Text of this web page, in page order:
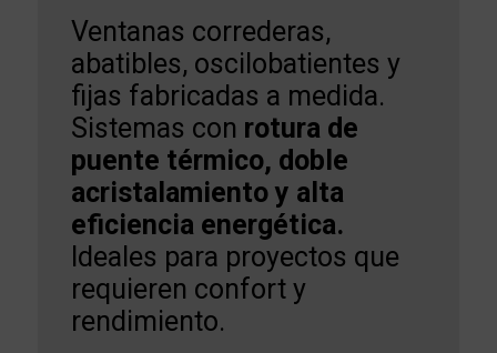
Ventanas correderas,
abatibles, oscilobatientes y
fijas fabricadas a medida.
Sistemas con rotura de
puente térmico, doble
acristalamiento y alta
eficiencia energética.
Ideales para proyectos que
requieren confort y
rendimiento.